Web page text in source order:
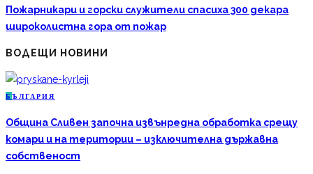
Пожарникари и горски служители спасиха 300 декара
широколистна гора от пожар
ВОДЕЩИ НОВИНИ
Б ЪЛГАРИЯ
Община Сливен започна извънредна обработка срещу
комари и на територии – изключителна държавна
собственост